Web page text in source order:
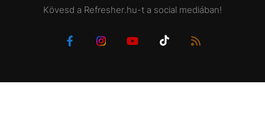
Kövesd a Refresher.hu-t a social mediában!